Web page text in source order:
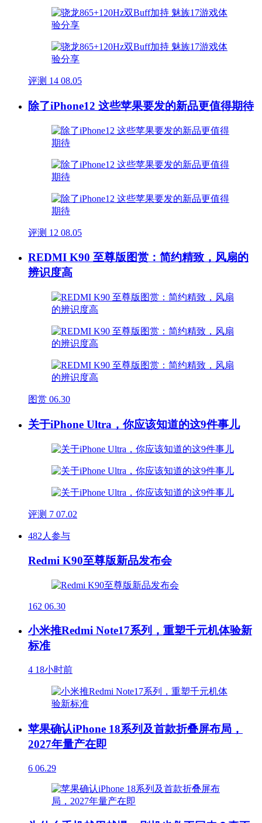
评测 14 08.05
除了iPhone12 这些苹果要发的新品更值得期待
评测 12 08.05
REDMI K90 至尊版图赏：简约精致，风扇的
辨识度高
图赏 06.30
关于iPhone Ultra，你应该知道的这9件事儿
评测 7 07.02
482人参与
Redmi K90至尊版新品发布会
162 06.30
小米推Redmi Note17系列，重塑千元机体验新
标准
4 18小时前
苹果确认iPhone 18系列及首款折叠屏布局，
2027年量产在即
6 06.29